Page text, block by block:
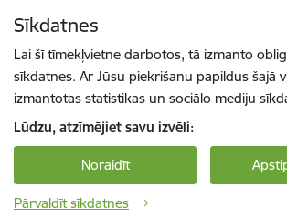
Sīkdatnes
Lai šī tīmekļvietne darbotos, tā izmanto
sīkdatnes. Ar Jūsu piekrišanu papildus šajā
izmantotas statistikas un sociālo mediju
Lūdzu, atzīmējiet savu izvēli:
Noraidīt
Pārvaldīt sīkdatnes
1 / 79